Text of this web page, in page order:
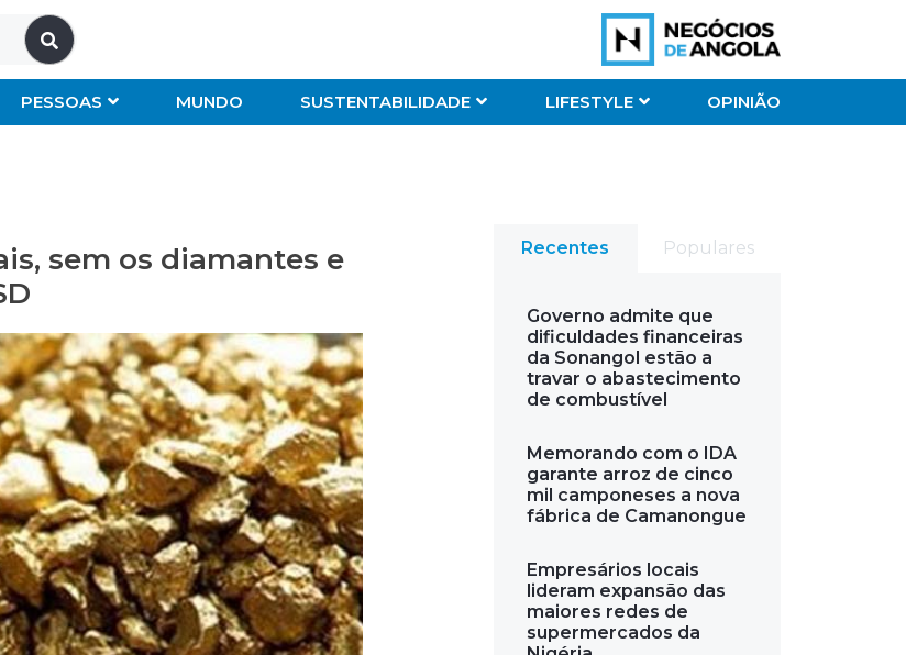
PESSOAS MUNDO SUSTENTABILIDADE LIFESTYLE OPINIÃO
sem os diamantes e
Recentes Populares
Governo admite que
dificuldades financeiras
da Sonangol estão a
travar o abastecimento
de combustível
Memorando com o IDA
garante arroz de cinco
mil camponeses a nova
fábrica de Camanongue
Empresários locais
lideram expansão das
maiores redes de
supermercados da